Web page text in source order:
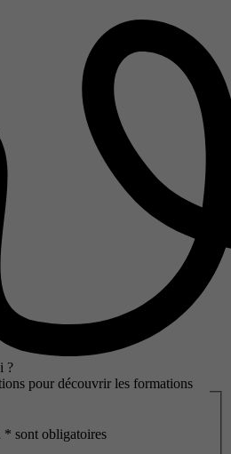
?
pour découvrir les formations
* sont obligatoires